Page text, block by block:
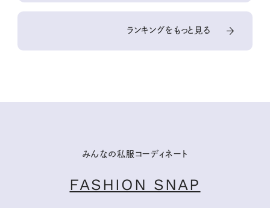
ランキングをもっと見る
みんなの私服コーディネート
FASHION SNAP